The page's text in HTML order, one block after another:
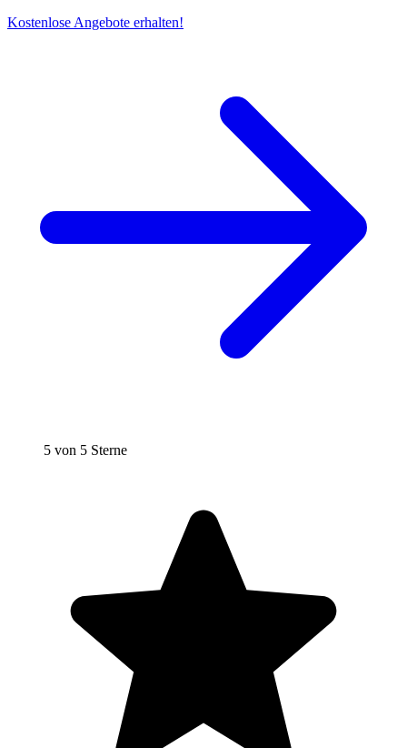
Kostenlose Angebote erhalten!
5 von 5 Sterne